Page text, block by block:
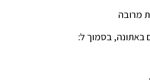
מרובה
באתונה, בסמוך ל: